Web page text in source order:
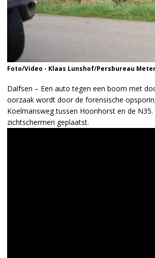
Foto/Video - Klaas Lunshof/Persbureau
Dalfsen – Een auto tegen een boom met
oorzaak wordt door de forensische
Koelmansweg tussen Hoonhorst en de
zichtschermen geplaatst.